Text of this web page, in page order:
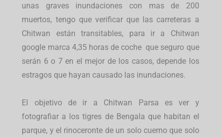
unas graves inundaciones con mas de 200
muertos, tengo que verificar que las carreteras a
Chitwan están transitables, para ir a Chitwan
google marca 4,35 horas de coche que seguro que
serán 6 o 7 en el mejor de los casos, depende los
estragos que hayan causado las inundaciones.
El objetivo de ir a Chitwan Parsa es ver y
fotografiar a los tigres de Bengala que habitan el
parque, y el rinoceronte de un solo cuerno que solo